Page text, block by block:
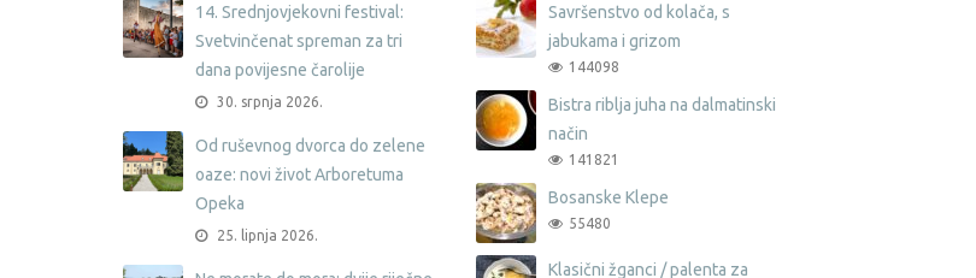
14. Srednjovjekovni festival:
Svetvinčenat spreman za tri
dana povijesne čarolije
30. srpnja 2026.
Od ruševnog dvorca do zelene
oaze: novi život Arboretuma
Opeka
25. lipnja 2026.
Savršenstvo od kolača, s
jabukama i grizom
144098
Bistra riblja juha na dalmatinski
način
141821
Bosanske Klepe
55480
Klasični žganci / palenta za